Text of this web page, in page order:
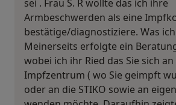
sei . Frau S. R wollte das ich ihre
Armbeschwerden als eine
bestätige/diagnostiziere. Was
Meinerseits erfolgte ein
wobei ich ihr Ried das Sie sich an
Impfzentrum ( wo Sie geimpft
oder an die STIKO sowie an